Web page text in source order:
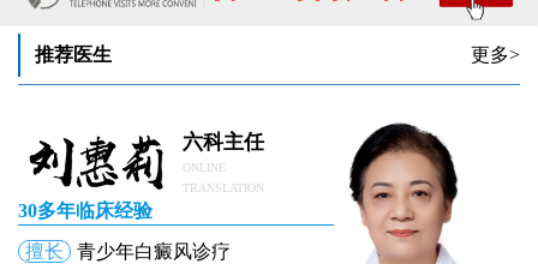
推荐医生 更多>
六科主任
ONLINE
TRANSLATION
30多年临床经验
擅长
青少年白癜风诊疗